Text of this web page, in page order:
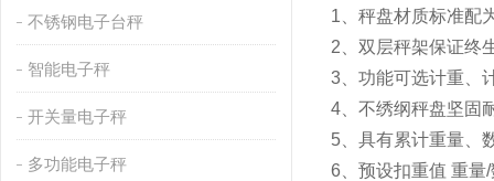
不锈钢电子台秤
智能电子秤
开关量电子秤
多功能电子秤
1、秤盘材质标准配
2、双层秤架保证终
3、功能可选计重、
4、不绣纲秤盘坚固
5、具有累计重量、
6、预设扣重值 重量